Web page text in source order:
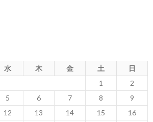
水 木 金 土 日
1
2
5 6 7 8
9
12 13 14 15
16